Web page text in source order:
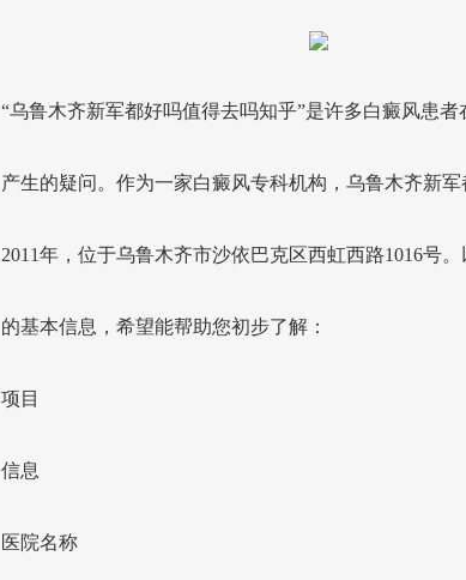
“乌鲁木齐新军都好吗值得去吗知乎”是许多白癜风患
产生的疑问。作为一家白癜风专科机构，乌鲁木齐新
2011年，位于乌鲁木齐市沙依巴克区西虹西路1016号
的基本信息，希望能帮助您初步了解：
项目
信息
医院名称